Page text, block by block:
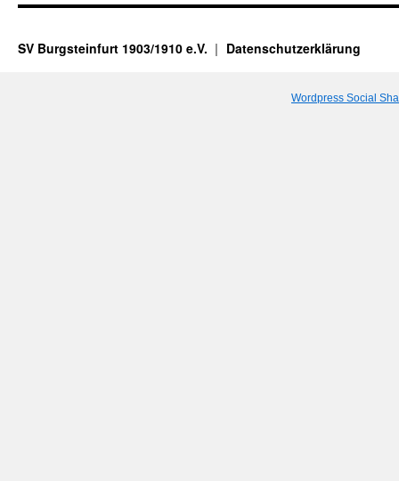
SV Burgsteinfurt 1903/1910 e.V. Datenschutzerklärung
Wordpress Social